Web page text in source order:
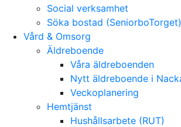
Social verksamhet
Söka bostad (SeniorboTorget)
Vård & Omsorg
Äldreboende
Våra äldreboenden
Nytt äldreboende i
Veckoplanering
Hemtjänst
Hushållsarbete (RUT)